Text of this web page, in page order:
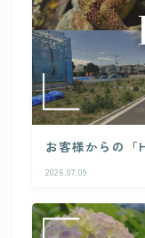
お客様からの「
2026.07.09